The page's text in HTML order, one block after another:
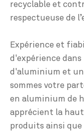
recyclable et
respectueuse de
Expérience et
d'expérience dans
d'aluminium et un
sommes votre
en aluminium de
apprécient la
produits ainsi que